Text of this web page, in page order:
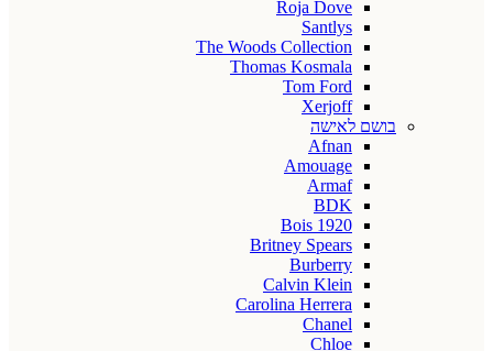
Roja Dove
Santlys
The Woods Collection
Thomas Kosmala
Tom Ford
Xerjoff
בושם לאישה
Afnan
Amouage
Armaf
BDK
Bois 1920
Britney Spears
Burberry
Calvin Klein
Carolina Herrera
Chanel
Chloe